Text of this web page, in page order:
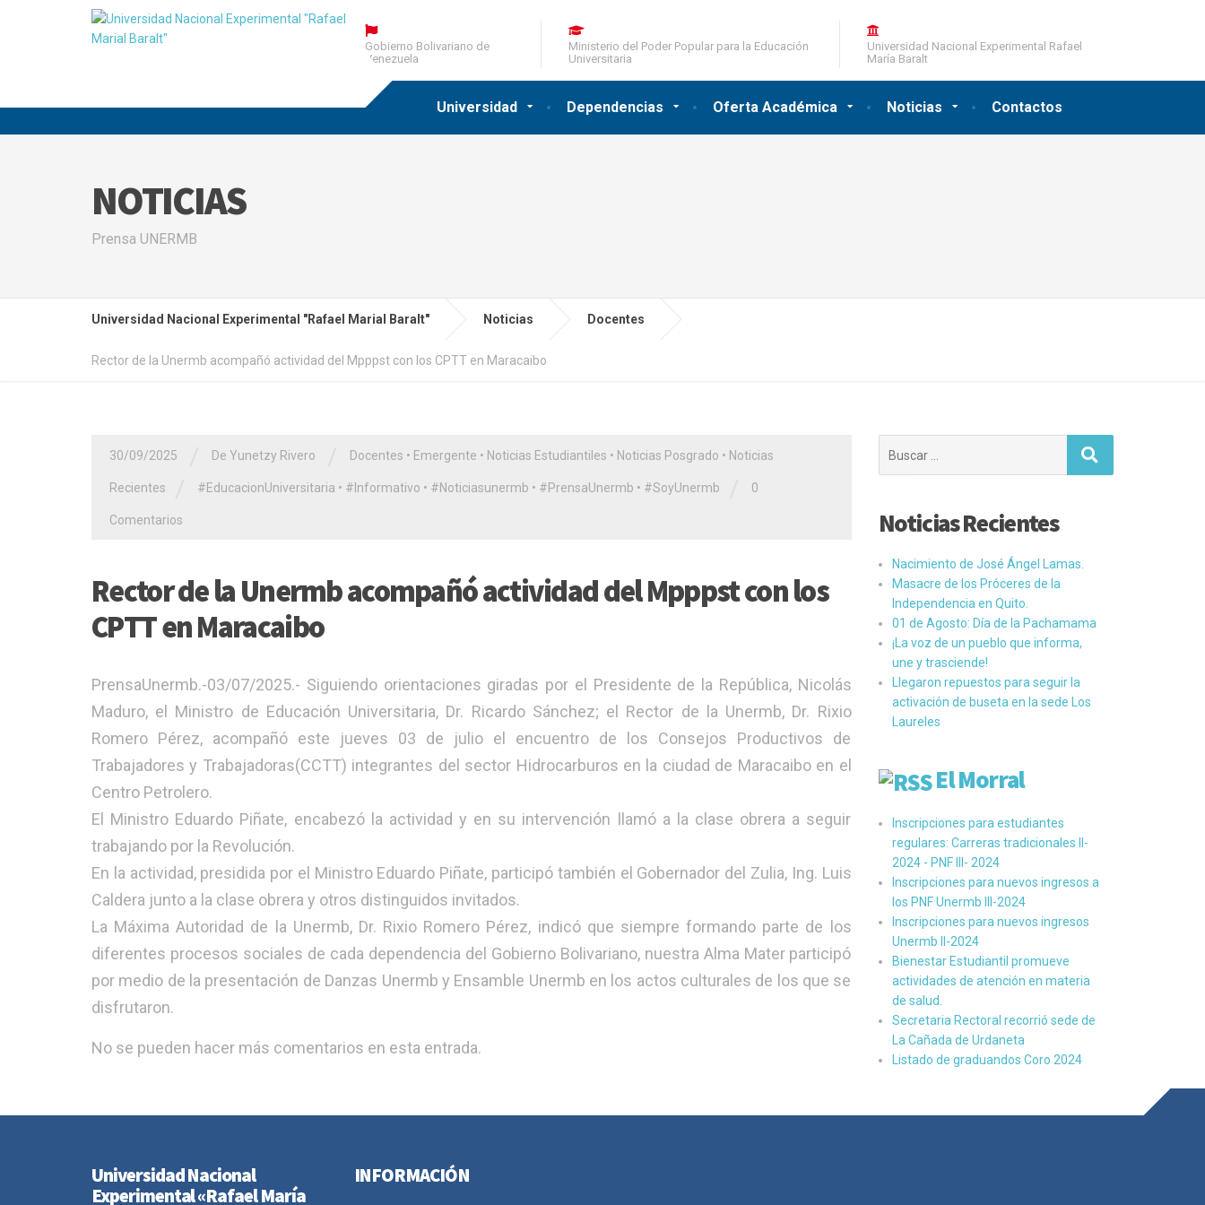
Universidad Dependencias Oferta Académica Noticias Contactos
Gobierno Bolivariano de
Venezuela
Ministerio del Poder Popular para la Educación
Universitaria
Universidad Nacional Experimental Rafael
María Baralt
NOTICIAS
Prensa UNERMB
Universidad Nacional Experimental "Rafael Marial Baralt" Noticias Docentes
Rector de la Unermb acompañó actividad del Mpppst con los CPTT en Maracaibo
30/09/2025 De Yunetzy Rivero Docentes • Emergente • Noticias Estudiantiles • Noticias Posgrado • Noticias
Recientes #EducacionUniversitaria • #Informativo • #Noticiasunermb • #PrensaUnermb • #SoyUnermb 0
Comentarios
Rector de la Unermb acompañó actividad del Mpppst con los
CPTT en Maracaibo
PrensaUnermb.-03/07/2025.- Siguiendo orientaciones giradas por el Presidente de la República, Nicolás
Maduro, el Ministro de Educación Universitaria, Dr. Ricardo Sánchez; el Rector de la Unermb, Dr. Rixio
Romero Pérez, acompañó este jueves 03 de julio el encuentro de los Consejos Productivos de
Trabajadores y Trabajadoras(CCTT) integrantes del sector Hidrocarburos en la ciudad de Maracaibo en el
Centro Petrolero.
El Ministro Eduardo Piñate, encabezó la actividad y en su intervención llamó a la clase obrera a seguir
trabajando por la Revolución.
En la actividad, presidida por el Ministro Eduardo Piñate, participó también el Gobernador del Zulia, Ing. Luis
Caldera junto a la clase obrera y otros distinguidos invitados.
La Máxima Autoridad de la Unermb, Dr. Rixio Romero Pérez, indicó que siempre formando parte de los
diferentes procesos sociales de cada dependencia del Gobierno Bolivariano, nuestra Alma Mater participó
por medio de la presentación de Danzas Unermb y Ensamble Unermb en los actos culturales de los que se
disfrutaron.
No se pueden hacer más comentarios en esta entrada.
Noticias Recientes
Nacimiento de José Ángel Lamas.
Masacre de los Próceres de la
Independencia en Quito.
01 de Agosto: Día de la Pachamama
¡La voz de un pueblo que informa,
une y trasciende!
Llegaron repuestos para seguir la
activación de buseta en la sede Los
Laureles
El Morral
Inscripciones para estudiantes
regulares: Carreras tradicionales II-
2024 - PNF III- 2024
Inscripciones para nuevos ingresos a
los PNF Unermb III-2024
Inscripciones para nuevos ingresos
Unermb II-2024
Bienestar Estudiantil promueve
actividades de atención en materia
de salud.
Secretaria Rectoral recorrió sede de
La Cañada de Urdaneta
Listado de graduandos Coro 2024
Universidad Nacional
Experimental «Rafael María
INFORMACIÓN